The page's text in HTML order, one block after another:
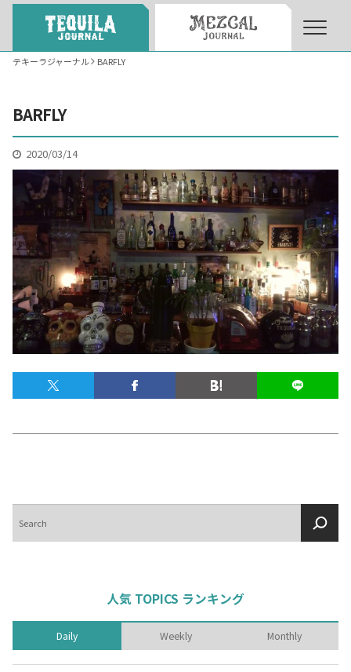
テキーラとは What’s Tequila
テキーラのつくり方 How to Make Tequila
テキーラマーケット Tequila Market
テキーラの飲み方 How to Drink Tequila
テキーラマップ Tequila Map
メキシコ旅行
トピックス一覧
Topics List
イベント一覧
テキーラジャーナル BARFLY
BARFLY
2020/03/14
索
人気 TOPICS ランキング
Daily Weekly Monthly